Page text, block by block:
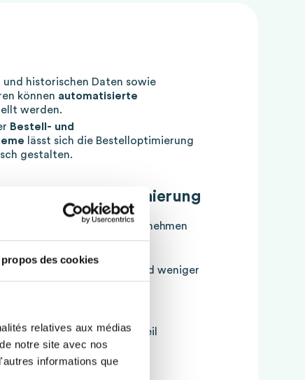
propos des cookies
relatives aux médias
notre site avec nos
informations que
historischen Daten sowie
können automatisierte
werden.
Bestell- und
lässt sich die Bestelloptimierung
gestalten.
Bestelloptimierung
bringt Unternehmen
automatisierte Prozesse und weniger
, weil
werden
, was zu höherer